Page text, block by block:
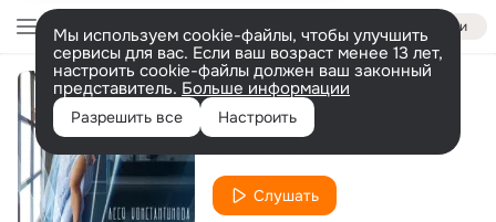
Войти
Мы используем cookie-файлы, чтобы улучшить
сервисы для вас. Если ваш возраст менее 13 лет,
настроить cookie-файлы должен ваш законный
представитель. Больше информации
Разрешить все Настроить
Точки над Ё
Слушать